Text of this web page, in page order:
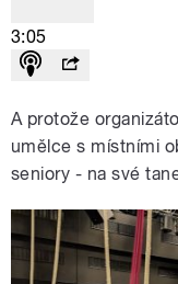
3:05
A protože
umělce s místními
seniory - na své